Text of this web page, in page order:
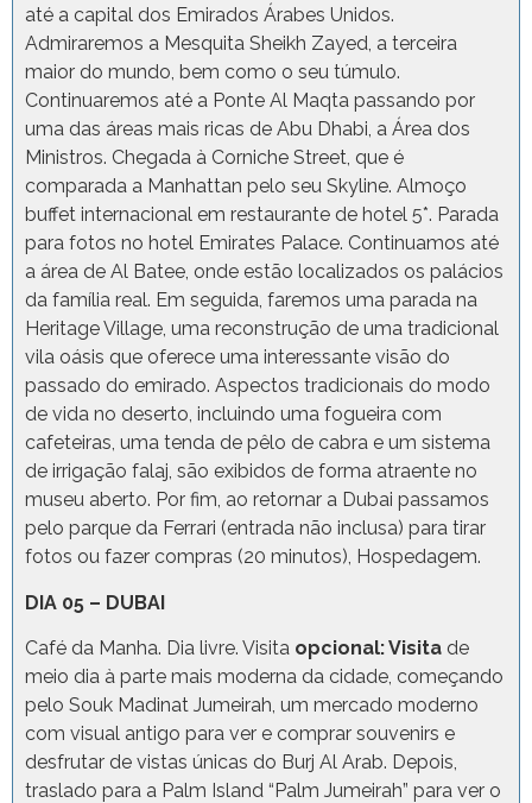
até a capital dos Emirados Árabes Unidos.
Admiraremos a Mesquita Sheikh Zayed, a terceira
maior do mundo, bem como o seu túmulo.
Continuaremos até a Ponte Al Maqta passando por
uma das áreas mais ricas de Abu Dhabi, a Área dos
Ministros. Chegada à Corniche Street, que é
comparada a Manhattan pelo seu Skyline. Almoço
buffet internacional em restaurante de hotel 5*. Parada
para fotos no hotel Emirates Palace. Continuamos até
a área de Al Batee, onde estão localizados os palácios
da família real. Em seguida, faremos uma parada na
Heritage Village, uma reconstrução de uma tradicional
vila oásis que oferece uma interessante visão do
passado do emirado. Aspectos tradicionais do modo
de vida no deserto, incluindo uma fogueira com
cafeteiras, uma tenda de pêlo de cabra e um sistema
de irrigação falaj, são exibidos de forma atraente no
museu aberto. Por fim, ao retornar a Dubai passamos
pelo parque da Ferrari (entrada não inclusa) para tirar
fotos ou fazer compras (20 minutos), Hospedagem.
DIA 05 – DUBAI
Café da Manha. Dia livre. Visita opcional: Visita de
meio dia à parte mais moderna da cidade, começando
pelo Souk Madinat Jumeirah, um mercado moderno
com visual antigo para ver e comprar souvenirs e
desfrutar de vistas únicas do Burj Al Arab. Depois,
traslado para a Palm Island “Palm Jumeirah” para ver o